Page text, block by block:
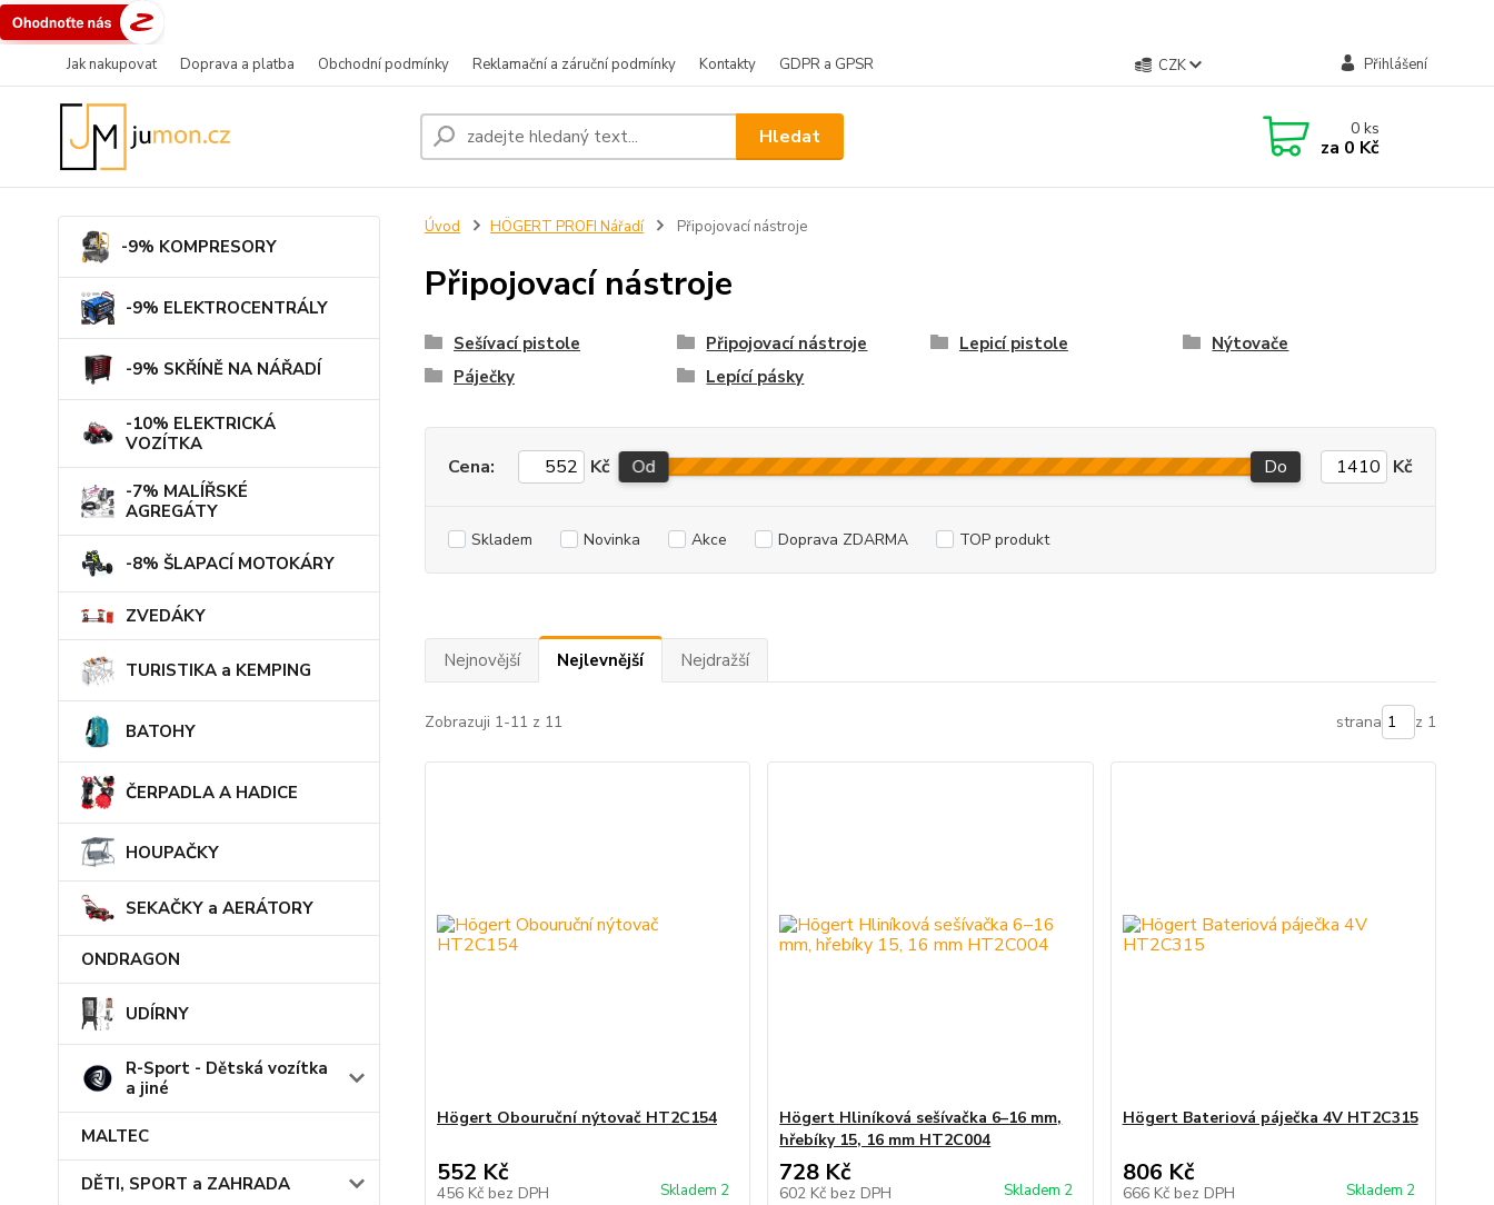
Jak nakupovat Doprava a platba Obchodní podmínky Reklamační a záruční podmínky Kontakty GDPR a GPSR CZK Přihlášení
Hledat 0ks
za 0 Kč
-9% KOMPRESORY
-9% ELEKTROCENTRÁLY
-9% SKŘÍNĚ NA NÁŘADÍ
-10% ELEKTRICKÁ
VOZÍTKA
-7% MALÍŘSKÉ
AGREGÁTY
-8% ŠLAPACÍ MOTOKÁRY
ZVEDÁKY
TURISTIKA a KEMPING
BATOHY
ČERPADLA A HADICE
HOUPAČKY
SEKAČKY a AERÁTORY
ONDRAGON
UDÍRNY
R-Sport - Dětská vozítka
a jiné
MALTEC
DĚTI, SPORT a ZAHRADA
Úvod HÖGERT PROFI Nářadí Připojovací nástroje
Připojovací nástroje
Sešívací pistole Připojovací nástroje Lepicí pistole
Nýtovače
Páječky
Lepící pásky
Cena: Kč Od Do Kč
Skladem Novinka Akce Doprava ZDARMA TOP produkt
Nejnovější Nejlevnější Nejdražší
Zobrazuji 1-11 z 11 strana z 1
Högert Obouruční nýtovač HT2C154
552 Kč
456 Kč bez DPH Skladem 2
Högert Hliníková sešívačka 6–16 mm,
hřebíky 15, 16 mm HT2C004
728 Kč
602 Kč bez DPH Skladem 2
Högert Bateriová páječka 4V HT2C315
806 Kč
666 Kč bez DPH Skladem 2